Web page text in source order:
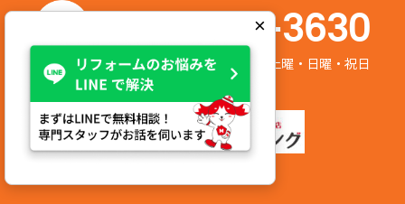
050-7586-3630
営業時間:8:00～17:00 定休日:第2/第4土曜・日曜・祝日
×